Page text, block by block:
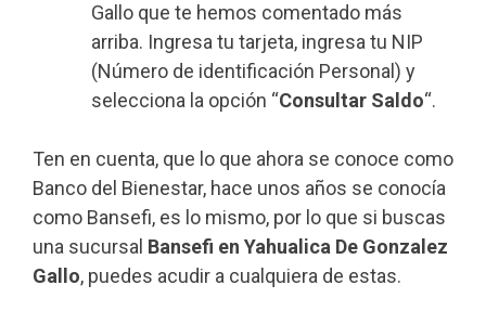
Gallo que te hemos comentado más
arriba. Ingresa tu tarjeta, ingresa tu NIP
(Número de identificación Personal) y
selecciona la opción “Consultar Saldo“.
Ten en cuenta, que lo que ahora se conoce como
Banco del Bienestar, hace unos años se conocía
como Bansefi, es lo mismo, por lo que si buscas
una sucursal Bansefi en Yahualica De Gonzalez
Gallo, puedes acudir a cualquiera de estas.